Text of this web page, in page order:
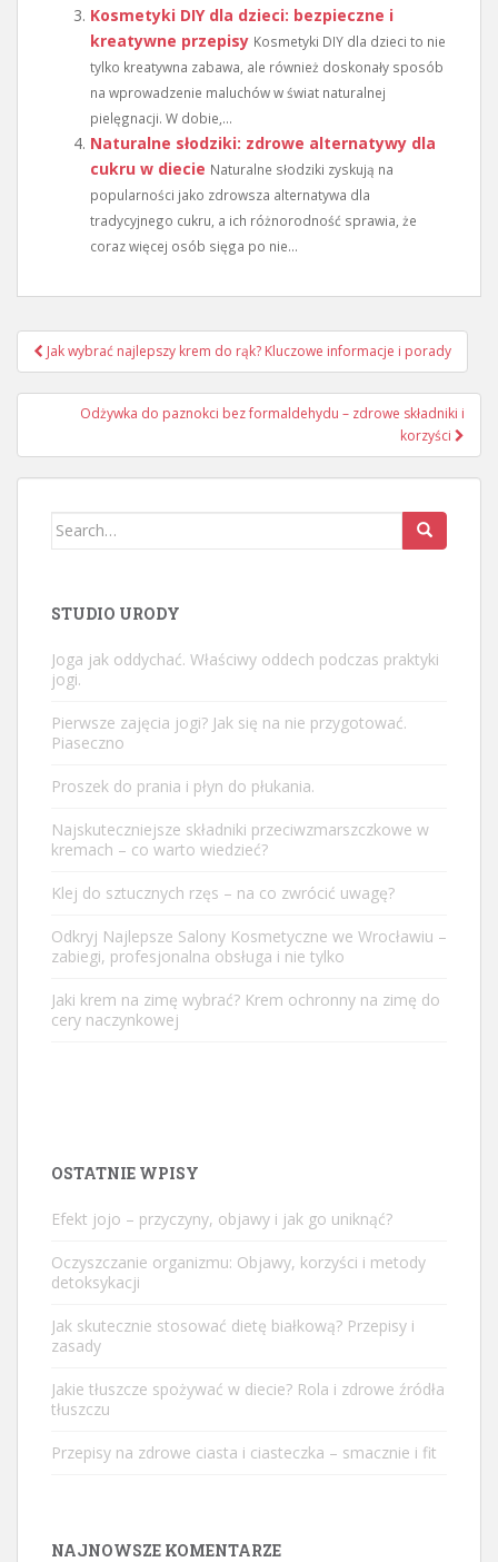
Kosmetyki DIY dla dzieci: bezpieczne i
kreatywne przepisy Kosmetyki DIY dla dzieci to nie
tylko kreatywna zabawa, ale również doskonały sposób
na wprowadzenie maluchów w świat naturalnej
pielęgnacji. W dobie,...
Naturalne słodziki: zdrowe alternatywy dla
cukru w diecie Naturalne słodziki zyskują na
popularności jako zdrowsza alternatywa dla
tradycyjnego cukru, a ich różnorodność sprawia, że
coraz więcej osób sięga po nie...
Nawigacja
wpisu
Jak wybrać najlepszy krem do rąk? Kluczowe informacje i porady
Odżywka do paznokci bez formaldehydu – zdrowe składniki i
korzyści
Search
STUDIO URODY
Joga jak oddychać. Właściwy oddech podczas praktyki
jogi.
Pierwsze zajęcia jogi? Jak się na nie przygotować.
Piaseczno
Proszek do prania i płyn do płukania.
Najskuteczniejsze składniki przeciwzmarszczkowe w
kremach – co warto wiedzieć?
Klej do sztucznych rzęs – na co zwrócić uwagę?
Odkryj Najlepsze Salony Kosmetyczne we Wrocławiu –
zabiegi, profesjonalna obsługa i nie tylko
Jaki krem na zimę wybrać? Krem ochronny na zimę do
cery naczynkowej
OSTATNIE WPISY
Efekt jojo – przyczyny, objawy i jak go uniknąć?
Oczyszczanie organizmu: Objawy, korzyści i metody
detoksykacji
Jak skutecznie stosować dietę białkową? Przepisy i
zasady
Jakie tłuszcze spożywać w diecie? Rola i zdrowe źródła
tłuszczu
Przepisy na zdrowe ciasta i ciasteczka – smacznie i fit
NAJNOWSZE KOMENTARZE